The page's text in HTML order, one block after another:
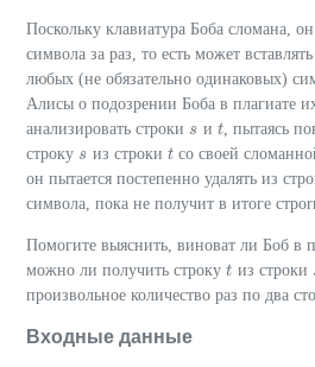
Поскольку клавиатура Боба сломана,
символа за раз, то есть может
любых (не обязательно одинаковых)
Алисы о подозрении Боба в плагиате
анализировать строки s
s и t
t
, пытаясь
строку s
s из строки t
t со своей
он пытается постепенно удалять из
символа, пока не получит в итоге
Помогите выяснить, виноват ли Боб в
можно ли получить строку t
t из строки
произвольное количество раз по два
Входные данные